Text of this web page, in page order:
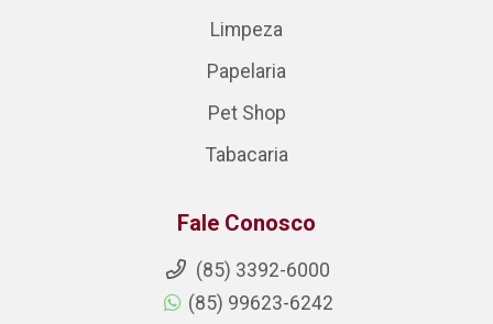
Limpeza
Papelaria
Pet Shop
Tabacaria
Fale Conosco
(85) 3392-6000
(85) 99623-6242